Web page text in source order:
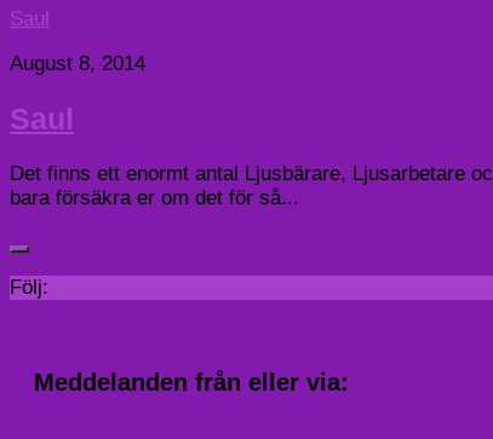
Saul
August 8, 2014
Saul
Det finns ett enormt antal Ljusbärare, Ljusarbetare
bara försäkra er om det för så...
Följ:
Meddelanden från eller via: